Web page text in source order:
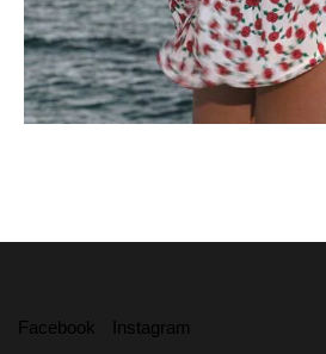
Facebook Instagram